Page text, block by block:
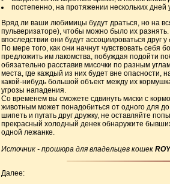
постепенно, на протяжении нескольких
Вряд ли ваши любимицы будут драться, но на
пульверизаторе), чтобы можно было их разнять.
впоследствии они будут ассоциироваться друг у
По мере того, как они начнут чувствовать себя
предложить им лакомства, побуждая подойти
обязательно расставив мисочки по разным
места, где каждый из них будет вне
какой-нибудь большой объект между их
угрозы нападения.
Со временем вы сможете сдвинуть миски с
животным может понадобиться от одного для
шипеть и пугать друг дружку, не оставляйте
прекрасный холодный денек обнаружите
одной лежанке.
Источник - прошюра для владельцев кошек
Далее: